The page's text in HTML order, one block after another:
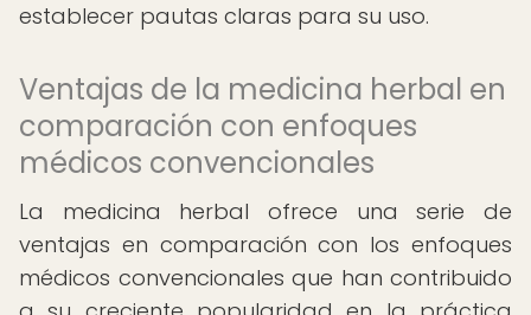
establecer pautas claras para su uso.
Ventajas de la medicina herbal en
comparación con enfoques
médicos convencionales
La medicina herbal ofrece una serie de
ventajas en comparación con los enfoques
médicos convencionales que han contribuido